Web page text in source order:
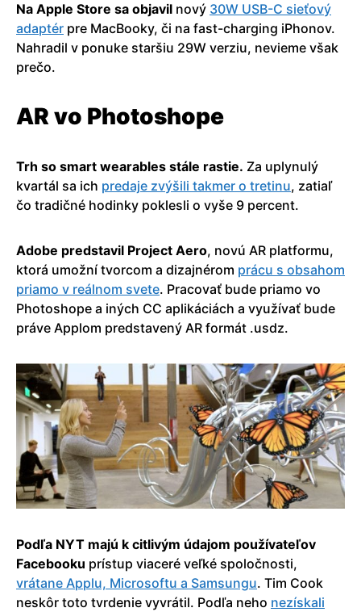
Na Apple Store sa objavil nový 30W USB-C sieťový
adaptér pre MacBooky, či na fast-charging iPhonov.
Nahradil v ponuke staršiu 29W verziu, nevieme však
prečo.
AR vo Photoshope
Trh so smart wearables stále rastie. Za uplynulý
kvartál sa ich predaje zvýšili takmer o tretinu, zatiaľ
čo tradičné hodinky poklesli o vyše 9 percent.
Adobe predstavil Project Aero, novú AR platformu,
ktorá umožní tvorcom a dizajnérom prácu s obsahom
priamo v reálnom svete. Pracovať bude priamo vo
Photoshope a iných CC aplikáciách a využívať bude
práve Applom predstavený AR formát .usdz.
Podľa NYT majú k citlivým údajom používateľov
Facebooku prístup viaceré veľké spoločnosti,
vrátane Applu, Microsoftu a Samsungu. Tim Cook
neskôr toto tvrdenie vyvrátil. Podľa neho nezískali